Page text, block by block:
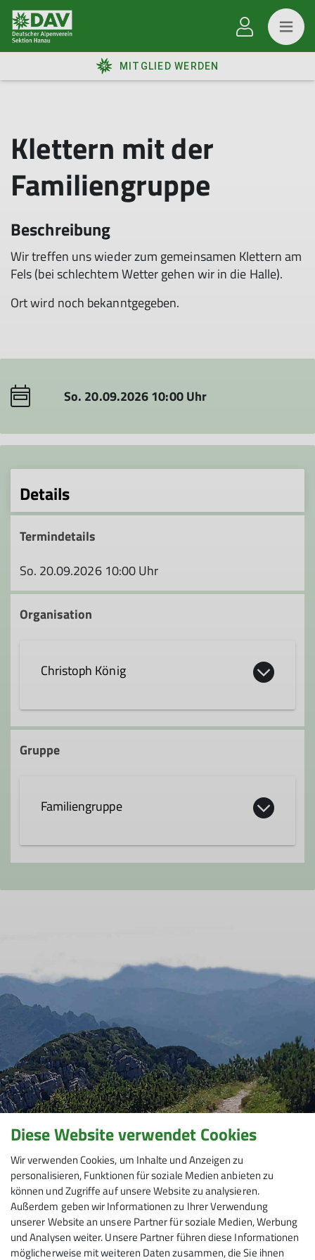
MITGLIED WERDEN
Klettern mit der
Familiengruppe
Beschreibung
Wir treffen uns wieder zum gemeinsamen Klettern am
Fels (bei schlechtem Wetter gehen wir in die Halle).
Ort wird noch bekanntgegeben.
So. 20.09.2026 10:00 Uhr
Details
Termindetails
So. 20.09.2026 10:00 Uhr
Organisation
Christoph König
christoph.koenig@dav-hanau.de
Leiter*in Familiengruppe
Gruppe
Familiengruppe
In unsere Familiengruppe kommen
Gemeinschaftserlebnis stehen hier im
Vordergrund.
Diese Website verwendet Cookies
Wir verwenden Cookies, um Inhalte und Anzeigen zu
personalisieren, Funktionen für soziale Medien anbieten zu
können und Zugriffe auf unsere Website zu analysieren.
Außerdem geben wir Informationen zu Ihrer Verwendung
unserer Website an unsere Partner für soziale Medien, Werbung
und Analysen weiter. Unsere Partner führen diese Informationen
möglicherweise mit weiteren Daten zusammen, die Sie ihnen